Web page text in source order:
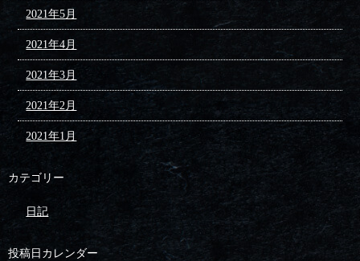
2021年5月
2021年4月
2021年3月
2021年2月
2021年1月
カテゴリー
日記
投稿日カレンダー